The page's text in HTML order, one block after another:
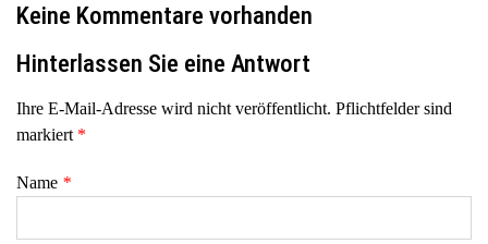
Keine Kommentare vorhanden
Hinterlassen Sie eine Antwort
Ihre E-Mail-Adresse wird nicht veröffentlicht. Pflichtfelder sind
markiert *
Name *